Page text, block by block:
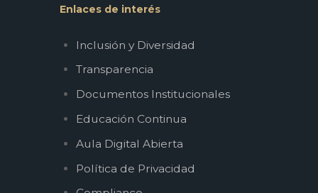
Enlaces de interés
Inclusión y Diversidad
Transparencia
Documentos Institucionales
Educación Continua
Aula Digital Abierta
Política de Privacidad